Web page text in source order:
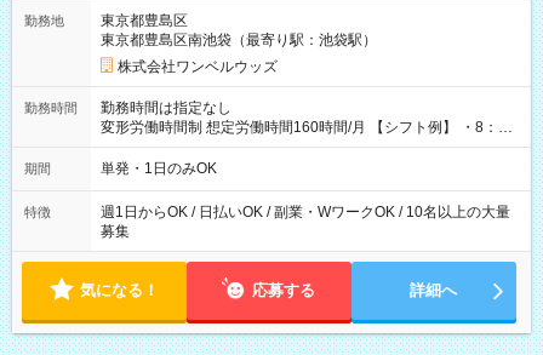
勤務地
東京都豊島区
東京都豊島区南池袋（最寄り駅：池袋駅）
株式会社ワンベルウッズ
勤務時間
勤務時間は指定なし
変形労働時間制 想定労働時間160時間/月 【シフト例】 ・8：00
～21：00
期間 単発・1日のみOK
特徴
週1日からOK / 日払いOK / 副業・WワークOK / 10名以上の大量
募集
気になる！ 応募する 詳細へ